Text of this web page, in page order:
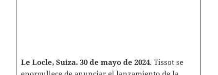
Le Locle, Suiza. 30 de mayo de 2024. Tissot se